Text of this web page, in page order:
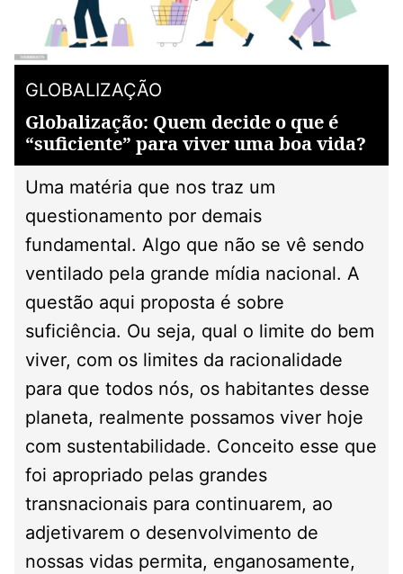
GLOBALIZAÇÃO
Globalização: Quem decide o que é
“suficiente” para viver uma boa vida?
Uma matéria que nos traz um
questionamento por demais
fundamental. Algo que não se vê sendo
ventilado pela grande mídia nacional. A
questão aqui proposta é sobre
suficiência. Ou seja, qual o limite do bem
viver, com os limites da racionalidade
para que todos nós, os habitantes desse
planeta, realmente possamos viver hoje
com sustentabilidade. Conceito esse que
foi apropriado pelas grandes
transnacionais para continuarem, ao
adjetivarem o desenvolvimento de
nossas vidas permita, enganosamente,